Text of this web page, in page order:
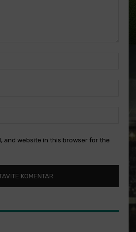
and website in this browser for the